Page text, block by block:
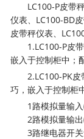
LC100-P皮带秤仪
仪表、LC100-
皮带秤仪表、
1.LC100-P皮带秤仪
嵌入于控制柜中
2.LC100-PK皮带秤
巧，嵌入于控制
1路模拟量输入
2路模拟量输出
3路继电器开关